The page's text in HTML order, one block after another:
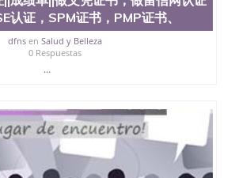
凭办理QQ微信551190476法国留学
国外烫金照片QQ微信
凭在中国有用吗QQ微信551190476
QQ微信551190476爱尔兰留学回国
国外硕士文凭办理QQ微信
551190476国外本科毕业证怎么办
国外大学文凭真制作QQ微信
文凭可找工作QQ微信551190476国
微信551190476办理国外毕业证价
国外编号查询QQ微信551190476
认证，SPM证书，PMP证书、
dfnsen Salud y Belleza
0 Respuestas
...